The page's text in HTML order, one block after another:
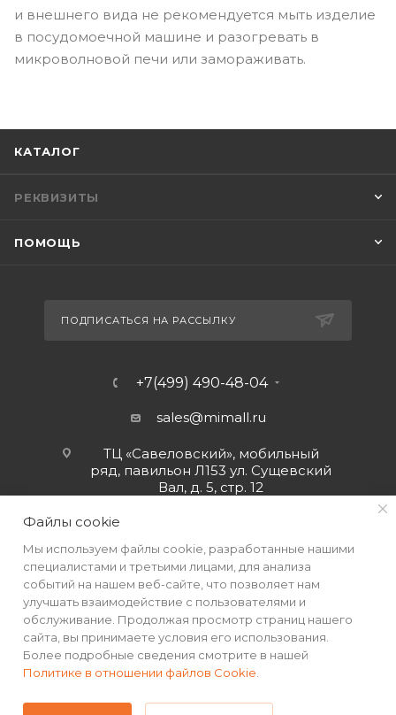
и внешнего вида не рекомендуется мыть изделие
в посудомоечной машине и разогревать в
микроволновой печи или замораживать.
КАТАЛОГ
РЕКВИЗИТЫ
ПОМОЩЬ
ПОДПИСАТЬСЯ НА РАССЫЛКУ
+7(499) 490-48-04
sales@mimall.ru
ТЦ «Савеловский», мобильный
ряд, павильон Л153 ул. Сущевский
Вал, д. 5, стр. 12
2026 © Интернет-магазин MiMall® • Не является публичной
офертой • 2026 г.
Файлы cookie
Мы используем файлы cookie, разработанные нашими
специалистами и третьими лицами, для анализа
событий на нашем веб-сайте, что позволяет нам
улучшать взаимодействие с пользователями и
обслуживание. Продолжая просмотр страниц нашего
сайта, вы принимаете условия его использования.
Более подробные сведения смотрите в нашей
Политике в отношении файлов Cookie